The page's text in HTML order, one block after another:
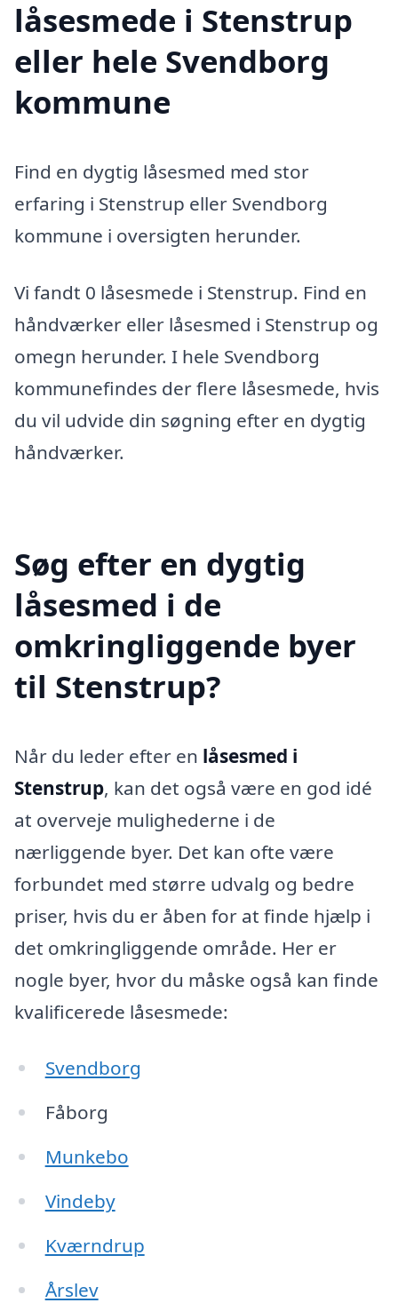
låsesmede i Stenstrup
eller hele Svendborg
kommune
Find en dygtig låsesmed med stor
erfaring i Stenstrup eller Svendborg
kommune i oversigten herunder.
Vi fandt 0 låsesmede i Stenstrup. Find en
håndværker eller låsesmed i Stenstrup og
omegn herunder. I hele Svendborg
kommunefindes der flere låsesmede, hvis
du vil udvide din søgning efter en dygtig
håndværker.
Søg efter en dygtig
låsesmed i de
omkringliggende byer
til Stenstrup?
Når du leder efter en låsesmed i
Stenstrup, kan det også være en god idé
at overveje mulighederne i de
nærliggende byer. Det kan ofte være
forbundet med større udvalg og bedre
priser, hvis du er åben for at finde hjælp i
det omkringliggende område. Her er
nogle byer, hvor du måske også kan finde
kvalificerede låsesmede:
Svendborg
Fåborg
Munkebo
Vindeby
Kværndrup
Årslev